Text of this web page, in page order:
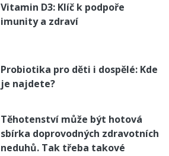
Vitamin D3: Klíč k podpoře
imunity a zdraví
Probiotika pro děti i dospělé: Kde
je najdete?
Těhotenství může být hotová
sbírka doprovodných zdravotních
neduhů. Tak třeba takové